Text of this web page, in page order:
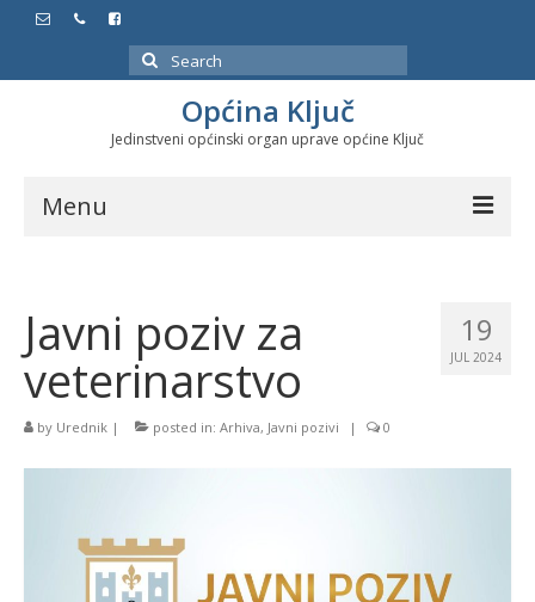
Search
for:
Općina Ključ
Jedinstveni općinski organ uprave općine Ključ
Menu
Službeni glasnici
Javne nabavke
Značajni datumi i manifestacije
Program energetske efikasnosti u stambenom
19
JUL 2024
Javni poziv za
veterinarstvo
by Urednik | posted in: Arhiva, Javni pozivi | 0